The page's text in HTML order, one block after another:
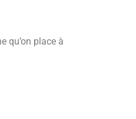
qu’on place à